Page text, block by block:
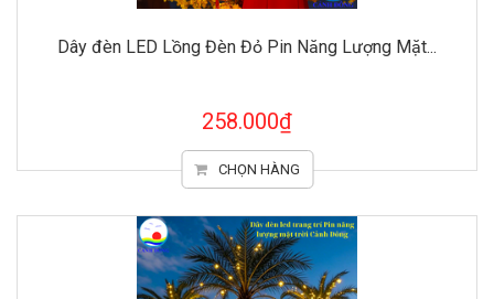
Dây đèn LED Lồng Đèn Đỏ Pin Năng Lượng Mặt...
258.000₫
CHỌN HÀNG